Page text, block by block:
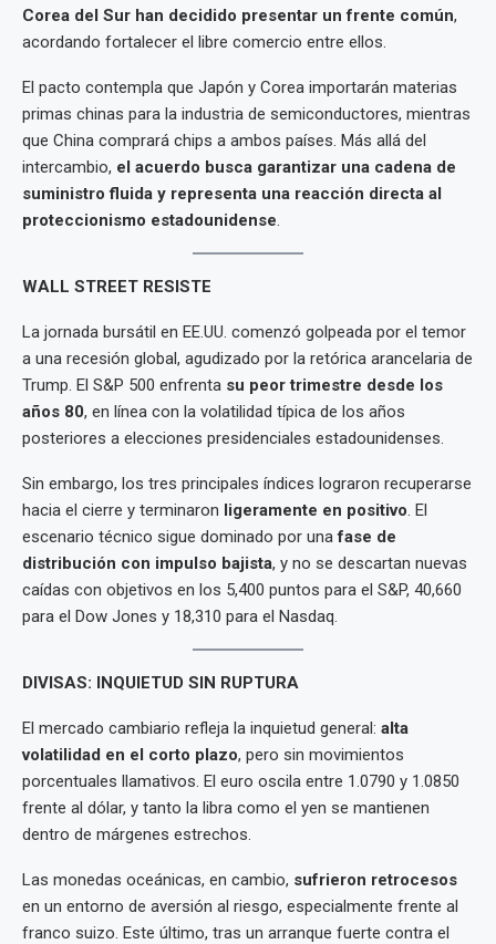
Corea del Sur han decidido presentar un frente común,
acordando fortalecer el libre comercio entre ellos.
El pacto contempla que Japón y Corea importarán materias
primas chinas para la industria de semiconductores, mientras
que China comprará chips a ambos países. Más allá del
intercambio, el acuerdo busca garantizar una cadena de
suministro fluida y representa una reacción directa al
proteccionismo estadounidense.
WALL STREET RESISTE
La jornada bursátil en EE.UU. comenzó golpeada por el temor
a una recesión global, agudizado por la retórica arancelaria de
Trump. El S&P 500 enfrenta su peor trimestre desde los
años 80, en línea con la volatilidad típica de los años
posteriores a elecciones presidenciales estadounidenses.
Sin embargo, los tres principales índices lograron recuperarse
hacia el cierre y terminaron ligeramente en positivo. El
escenario técnico sigue dominado por unafase de
distribución con impulso bajista, y no se descartan nuevas
caídas con objetivos en los 5,400 puntos para el S&P, 40,660
para el Dow Jones y 18,310 para el Nasdaq.
DIVISAS: INQUIETUD SIN RUPTURA
El mercado cambiario refleja la inquietud general: alta
volatilidad en el corto plazo, pero sin movimientos
porcentuales llamativos. El euro oscila entre 1.0790 y 1.0850
frente al dólar, y tanto la libra como el yen se mantienen
dentro de márgenes estrechos.
Las monedas oceánicas, en cambio, sufrieron retrocesos
en un entorno de aversión al riesgo, especialmente frente al
franco suizo. Este último, tras un arranque fuerte contra el